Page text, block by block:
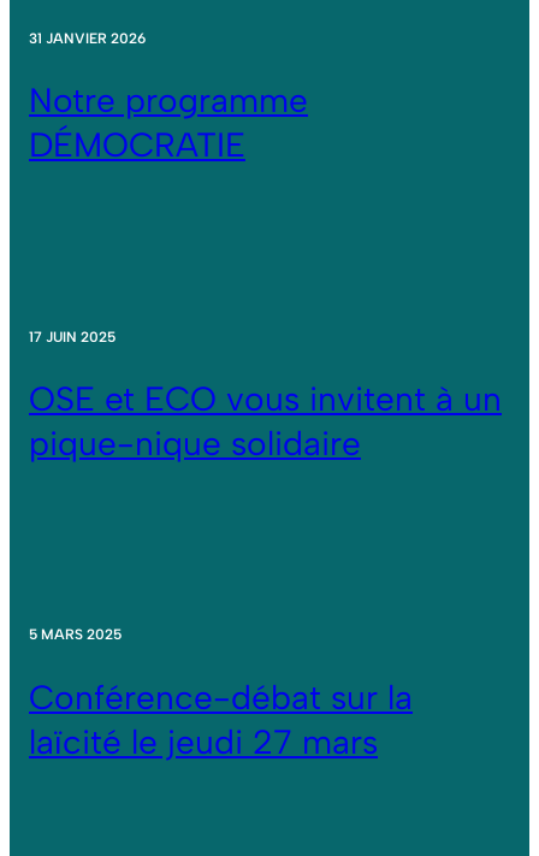
31 JANVIER 2026
Notre programme
DÉMOCRATIE
17 JUIN 2025
OSE et ECO vous invitent à un
pique-nique solidaire
5 MARS 2025
Conférence-débat sur la
laïcité le jeudi 27 mars